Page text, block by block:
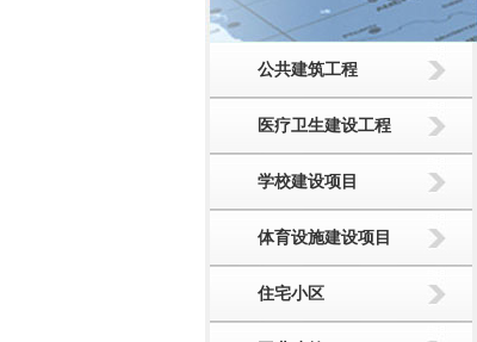
公共建筑工程
医疗卫生建设工程
学校建设项目
体育设施建设项目
住宅小区